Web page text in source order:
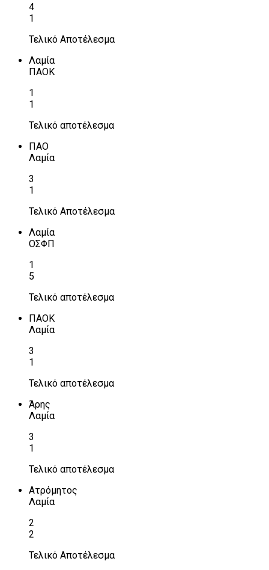
4
1
Τελικό Αποτέλεσμα
Λαμία
ΠΑΟΚ
1
1
Τελικό αποτέλεσμα
ΠΑΟ
Λαμία
3
1
Τελικό Αποτέλεσμα
Λαμία
ΟΣΦΠ
1
5
Τελικό αποτέλεσμα
ΠΑΟΚ
Λαμία
3
1
Τελικό αποτέλεσμα
Άρης
Λαμία
3
1
Τελικό αποτέλεσμα
Ατρόμητος
Λαμία
2
2
Τελικό Αποτέλεσμα